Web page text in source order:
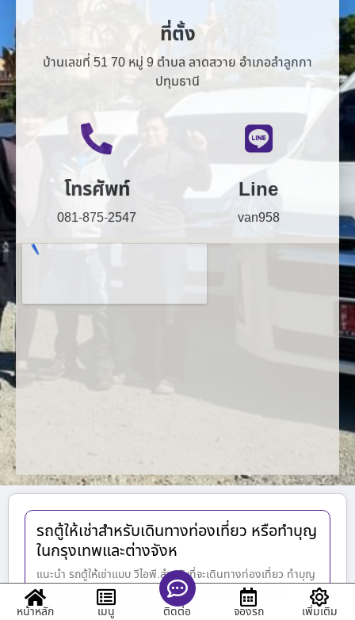
ปทุมธานี
โทรศัพท์
081-875-2547
Line
van958
รถตู้ให้เช่าสำหรับเดินทางท่องเที่ยว หรือทำบุญ
ในกรุงเทพและต่างจังห
แนะนำ รถตู้ให้เช่าแบบ วีไอพี.สำหรับที่จะเดินทางท่องเที่ยว ทำบุญ
ใช้งานธุรกิจส่วนตัว รถตู้ใหม่ตกแต่งภายในสวยงาม พร้อม
พนักงานขับรถตู้ที่ชำนาญเส้นทางครับ
หน้าหลัก เมนู ติดต่อ จองรถ เพิ่มเติม